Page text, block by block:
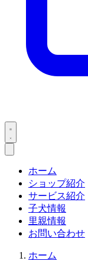
ホーム
ショップ紹介
サービス紹介
子犬情報
里親情報
お問い合わせ
ホーム